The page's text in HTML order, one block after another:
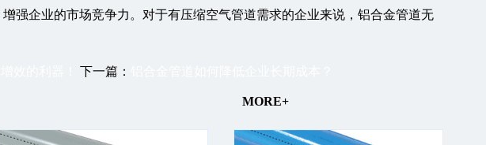
强企业的市场竞争力。对于有压缩空气管道需求的企业来说，铝合金管道无
下一篇：
MORE+